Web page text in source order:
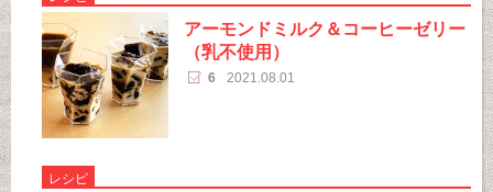
アーモンドミルク＆コーヒーゼリー
（乳不使用）
6 2021.08.01
レシピ